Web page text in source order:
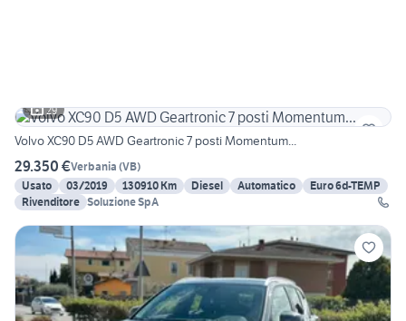
29
Volvo XC90 D5 AWD Geartronic 7 posti Momentum...
29.350 €Verbania (VB)
Usato
03/2019 130910 Km Diesel Automatico
Euro 6d-TEMP
Rivenditore Soluzione SpA